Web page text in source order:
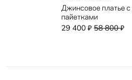
Джинсовое платье с
пайетками
29 400 ₽ 58 800₽